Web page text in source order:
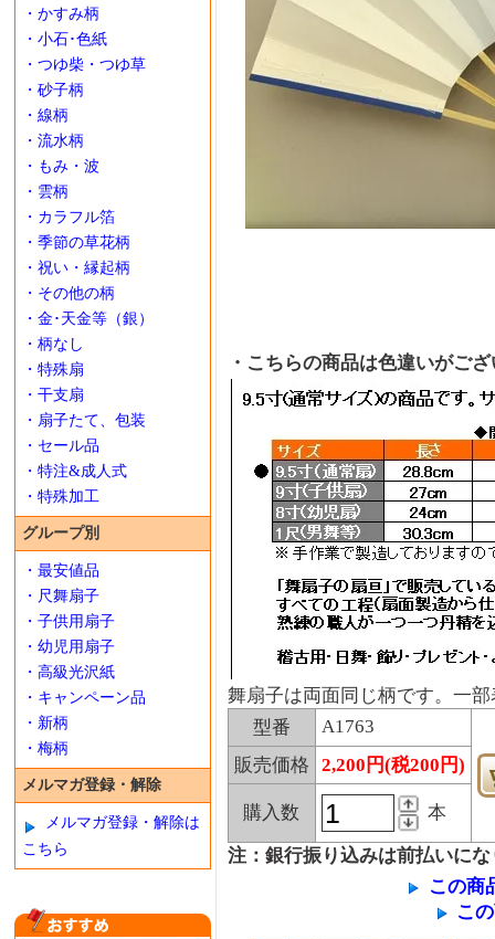
・かすみ柄
・小石･色紙
・つゆ柴・つゆ草
・砂子柄
・線柄
・流水柄
・もみ・波
・雲柄
・カラフル箔
・季節の草花柄
・祝い・縁起柄
・その他の柄
・金･天金等（銀）
・柄なし
・特殊扇
・干支扇
・扇子たて、包装
・セール品
・特注&成人式
・特殊加工
グループ別
・最安値品
・尺舞扇子
・子供用扇子
・幼児用扇子
・高級光沢紙
・キャンペーン品
・新柄
・梅柄
メルマガ登録・解除
メルマガ登録・解除は
こちら
・こちらの商品は色違いがご
舞扇子は両面同じ柄です。一
型番
A1763
販売価格
2,200円(税200円)
購入数 本
注：銀行振り込みは前払いに
この商
こ